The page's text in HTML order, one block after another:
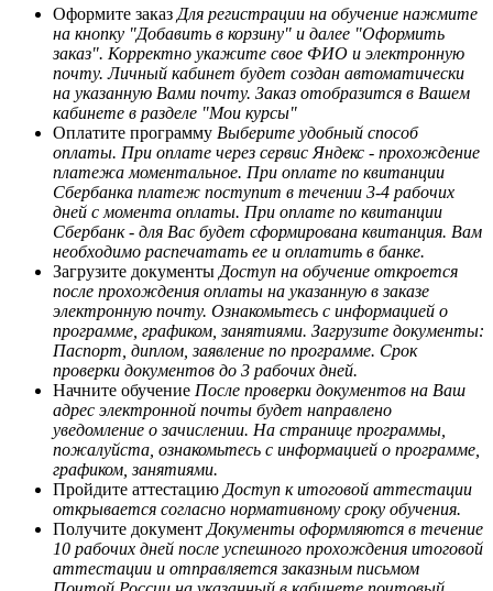
Оформите заказ Для регистрации на обучение нажмите
на кнопку "Добавить в корзину" и далее "Оформить
заказ". Корректно укажите свое ФИО и электронную
почту. Личный кабинет будет создан автоматически
на указанную Вами почту. Заказ отобразится в Вашем
кабинете в разделе "Мои курсы"
Оплатите программу Выберите удобный способ
оплаты. При оплате через сервис Яндекс - прохождение
платежа моментальное. При оплате по квитанции
Сбербанка платеж поступит в течении 3-4 рабочих
дней с момента оплаты. При оплате по квитанции
Сбербанк - для Вас будет сформирована квитанция. Вам
необходимо распечатать ее и оплатить в банке.
Загрузите документы Доступ на обучение откроется
после прохождения оплаты на указанную в заказе
электронную почту. Ознакомьтесь с информацией о
программе, графиком, занятиями. Загрузите документы:
Паспорт, диплом, заявление по программе. Срок
проверки документов до 3 рабочих дней.
Начните обучение После проверки документов на Ваш
адрес электронной почты будет направлено
уведомление о зачислении. На странице программы,
пожалуйста, ознакомьтесь с информацией о программе,
графиком, занятиями.
Пройдите аттестацию Доступ к итоговой аттестации
открывается согласно нормативному сроку обучения.
Получите документ Документы оформляются в течение
10 рабочих дней после успешного прохождения итоговой
аттестации и отправляется заказным письмом